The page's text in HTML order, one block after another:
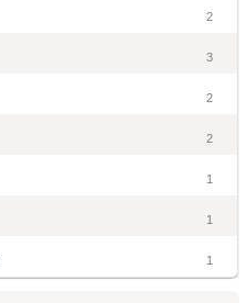
2
3
2
2
1
1
1